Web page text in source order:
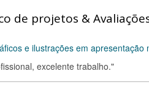
de projetos &
e ilustrações em apresentação
excelente trabalho."